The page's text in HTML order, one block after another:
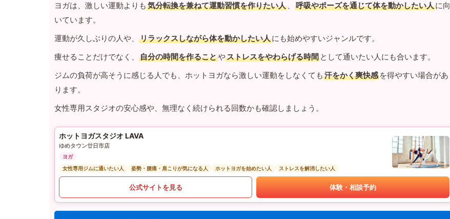
ヨガは、激しい運動よりも 気分転換を兼ねて運動習慣を作りたい人 、 呼吸やポーズを通じて体を動かしたい人に向
いています。
運動が久しぶりの人や、
リラックスしながら体を動かしたい人にも始めやすいジャンルです。
痩せることだけでなく、
自分の時間を作ることやストレスをやわらげる時間 として通いたい人にも合います。
ジムの負荷が高そうに感じる人でも、ホットヨガなら激しい運動をしなくても 汗をかく爽快感 を得やすい場合があ
ります。
女性専用スタジオの安心感や、無理なく続けられる回数かも確認しましょう。
ホットヨガスタジオ LAVA
ゆめタウン廿日市店
ヨガ
女性専用ジムに通いたい人
姿勢・腰痛・肩こりが気になる人 ホットヨガを始めたい人 ストレスを解消したい人
公式サイトを見る 体験・相談予約